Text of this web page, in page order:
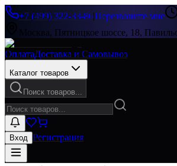
+7 (499) 322-33-86|Перезвоните мне
Москва, Пятницкое шоссе, 18,
ОплатаДоставка и Самовывоз
Каталог товаров
Поиск товаров...
Вход Регистрация